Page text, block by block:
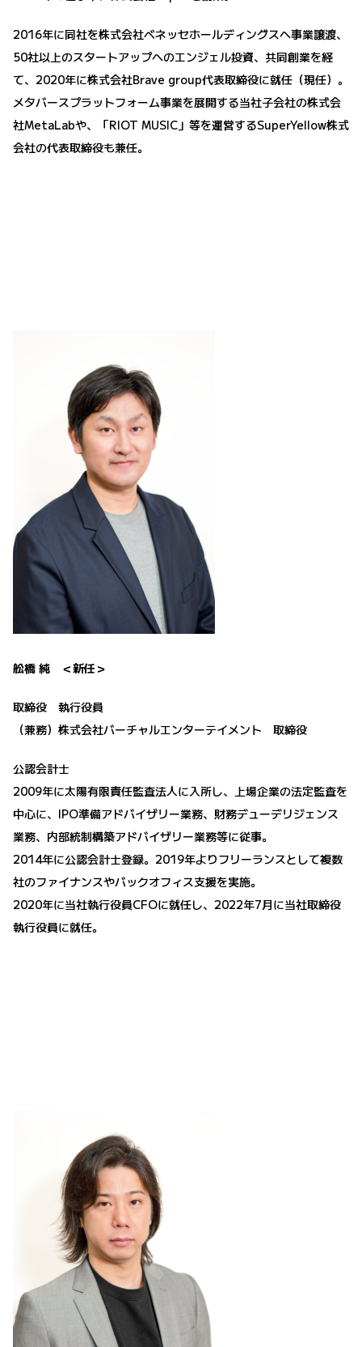
2016年に同社を株式会社ベネッセホールディングスへ事業譲渡、
50社以上のスタートアップへのエンジェル投資、共同創業を経
て、2020年に株式会社Brave group代表取締役に就任（現任）。
メタバースプラットフォーム事業を展開する当社子会社の株式会
社MetaLabや、「RIOT MUSIC」等を運営するSuperYellow株式
会社の代表取締役も兼任。
舩橋 純 ＜新任＞
取締役 執行役員
（兼務）株式会社バーチャルエンターテイメント 取締役
公認会計士
2009年に太陽有限責任監査法人に入所し、上場企業の法定監査を
中心に、IPO準備アドバイザリー業務、財務デューデリジェンス
業務、内部統制構築アドバイザリー業務等に従事。
2014年に公認会計士登録。2019年よりフリーランスとして複数
社のファイナンスやバックオフィス支援を実施。
2020年に当社執行役員CFOに就任し、2022年7月に当社取締役
執行役員に就任。